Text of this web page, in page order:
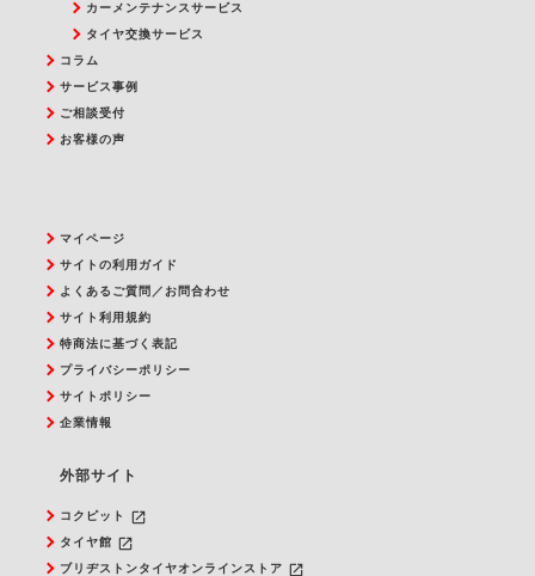
カーメンテナンスサービス
タイヤ交換サービス
コラム
サービス事例
ご相談受付
お客様の声
マイページ
サイトの利用ガイド
よくあるご質問／お問合わせ
サイト利用規約
特商法に基づく表記
プライバシーポリシー
サイトポリシー
企業情報
外部サイト
コクピット launch
タイヤ館 launch
ブリヂストンタイヤオンラインストア launch